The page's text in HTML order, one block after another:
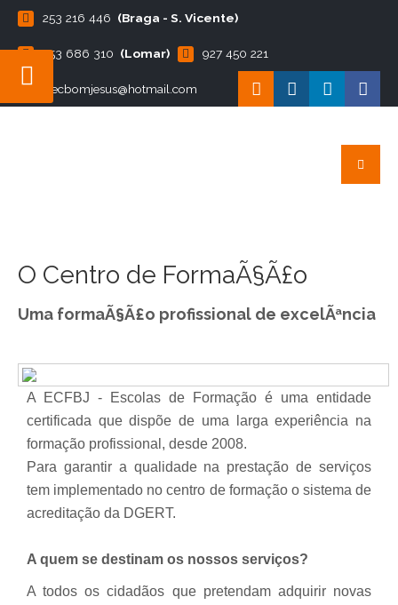
253 216 446 (Braga - S. Vicente)
253 686 310 (Lomar) 927 450 221
ecbomjesus@hotmail.com
O Centro de FormaÃ§Ã£o
Uma formaÃ§Ã£o profissional de excelÃªncia
A ECFBJ - Escolas de Formação é uma entidade
certificada que dispõe de uma larga experiência na
formação profissional, desde 2008.
Para garantir a qualidade na prestação de serviços
tem implementado no centro de formação o sistema de
acreditação da DGERT.
A quem se destinam os nossos serviços?
A todos os cidadãos que pretendam adquirir novas